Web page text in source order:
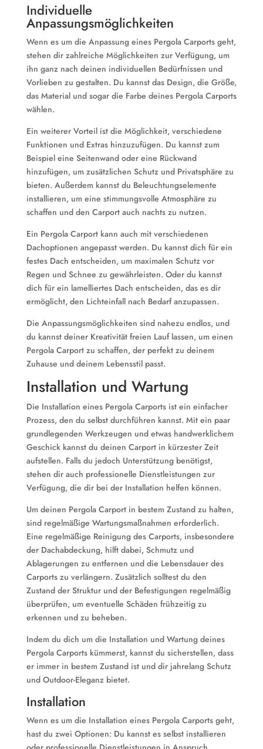
Individuelle
Anpassungsmöglichkeiten
Wenn es um die Anpassung eines Pergola Carports geht,
stehen dir zahlreiche Möglichkeiten zur Verfügung, um
ihn ganz nach deinen individuellen Bedürfnissen und
Vorlieben zu gestalten. Du kannst das Design, die Größe,
das Material und sogar die Farbe deines Pergola Carports
wählen.
Ein weiterer Vorteil ist die Möglichkeit, verschiedene
Funktionen und Extras hinzuzufügen. Du kannst zum
Beispiel eine Seitenwand oder eine Rückwand
hinzufügen, um zusätzlichen Schutz und Privatsphäre zu
bieten. Außerdem kannst du Beleuchtungselemente
installieren, um eine stimmungsvolle Atmosphäre zu
schaffen und den Carport auch nachts zu nutzen.
Ein Pergola Carport kann auch mit verschiedenen
Dachoptionen angepasst werden. Du kannst dich für ein
festes Dach entscheiden, um maximalen Schutz vor
Regen und Schnee zu gewährleisten. Oder du kannst
dich für ein lamelliertes Dach entscheiden, das es dir
ermöglicht, den Lichteinfall nach Bedarf anzupassen.
Die Anpassungsmöglichkeiten sind nahezu endlos, und
du kannst deiner Kreativität freien Lauf lassen, um einen
Pergola Carport zu schaffen, der perfekt zu deinem
Zuhause und deinem Lebensstil passt.
Installation und Wartung
Die Installation eines Pergola Carports ist ein einfacher
Prozess, den du selbst durchführen kannst. Mit ein paar
grundlegenden Werkzeugen und etwas handwerklichem
Geschick kannst du deinen Carport in kürzester Zeit
aufstellen. Falls du jedoch Unterstützung benötigst,
stehen dir auch professionelle Dienstleistungen zur
Verfügung, die dir bei der Installation helfen können.
Um deinen Pergola Carport in bestem Zustand zu halten,
sind regelmäßige Wartungsmaßnahmen erforderlich.
Eine regelmäßige Reinigung des Carports, insbesondere
der Dachabdeckung, hilft dabei, Schmutz und
Ablagerungen zu entfernen und die Lebensdauer des
Carports zu verlängern. Zusätzlich solltest du den
Zustand der Struktur und der Befestigungen regelmäßig
überprüfen, um eventuelle Schäden frühzeitig zu
erkennen und zu beheben.
Indem du dich um die Installation und Wartung deines
Pergola Carports kümmerst, kannst du sicherstellen, dass
er immer in bestem Zustand ist und dir jahrelang Schutz
und Outdoor-Eleganz bietet.
Installation
Wenn es um die Installation eines Pergola Carports geht,
hast du zwei Optionen: Du kannst es selbst installieren